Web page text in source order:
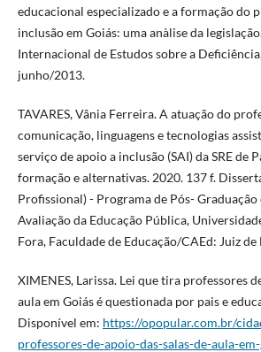
educacional especializado e a formação do
inclusão em Goiás: uma anàlise da
Internacional de Estudos sobre a
junho/2013.
TAVARES, Vânia Ferreira. A atuação do
comunicação, linguagens e tecnologias
serviço de apoio a inclusão (SAI) da SRE de
formação e alternativas. 2020. 137 f.
Profissional) - Programa de Pós- Graduação
Avaliação da Educação Pública,
Fora, Faculdade de Educação/CAEd: Juiz
XIMENES, Larissa. Lei que tira professores
aula em Goiás é questionada por pais e
Disponível em: https://opopular.com.br/
professores-de-apoio-das-salas-de-aula-